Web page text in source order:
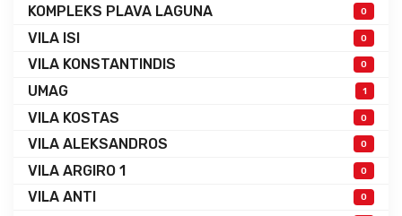
KOMPLEKS PLAVA LAGUNA 0
VILA ISI 0
VILA KONSTANTINDIS 0
UMAG 1
VILA KOSTAS 0
VILA ALEKSANDROS 0
VILA ARGIRO 1 0
VILA ANTI 0